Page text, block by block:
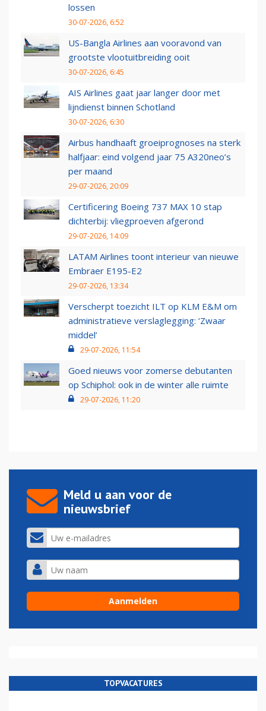
lossen
30-07-2026, 6:52
US-Bangla Airlines aan vooravond van
grootste vlootuitbreiding ooit
30-07-2026, 6:45
AIS Airlines gaat jaar langer door met
lijndienst binnen Schotland
30-07-2026, 6:30
Airbus handhaaft groeiprognoses na sterk
halfjaar: eind volgend jaar 75 A320neo’s
per maand
29-07-2026, 20:09
Certificering Boeing 737 MAX 10 stap
dichterbij: vliegproeven afgerond
29-07-2026, 14:09
LATAM Airlines toont interieur van nieuwe
Embraer E195-E2
29-07-2026, 13:34
Verscherpt toezicht ILT op KLM E&M om
administratieve verslaglegging: ‘Zwaar
middel’
29-07-2026, 11:54
Goed nieuws voor zomerse debutanten
op Schiphol: ook in de winter alle ruimte
29-07-2026, 11:20
Meld u aan voor de
nieuwsbrief
TOPVACATURES